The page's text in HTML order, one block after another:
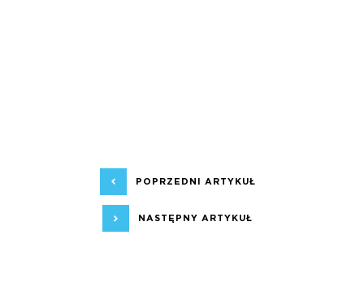
POPRZEDNI ARTYKUŁ
NASTĘPNY ARTYKUŁ